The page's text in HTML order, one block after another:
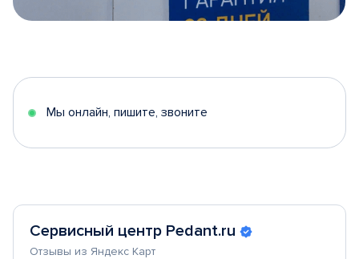
5
Мы онлайн, пишите, звоните
Сервисный центр Pedant.ru
Отзывы из Яндекс Карт